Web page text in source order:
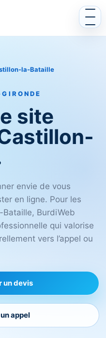
la-Bataille
site
envie de vous
en ligne. Pour les
BurdiWeb
qui valorise
vers l’appel ou
un devis
appel